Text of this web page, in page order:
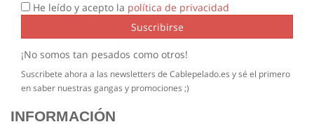
He leído y acepto la política de privacidad
Suscribirse
¡No somos tan pesados como otros!
Suscribete ahora a las newsletters de Cablepelado.es y sé el primero
en saber nuestras gangas y promociones ;)
INFORMACIÓN